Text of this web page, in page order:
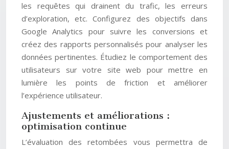
les requêtes qui drainent du trafic, les erreurs
d’exploration, etc. Configurez des objectifs dans
Google Analytics pour suivre les conversions et
créez des rapports personnalisés pour analyser les
données pertinentes. Étudiez le comportement des
utilisateurs sur votre site web pour mettre en
lumière les points de friction et améliorer
l’expérience utilisateur.
Ajustements et améliorations :
optimisation continue
L’évaluation des retombées vous permettra de